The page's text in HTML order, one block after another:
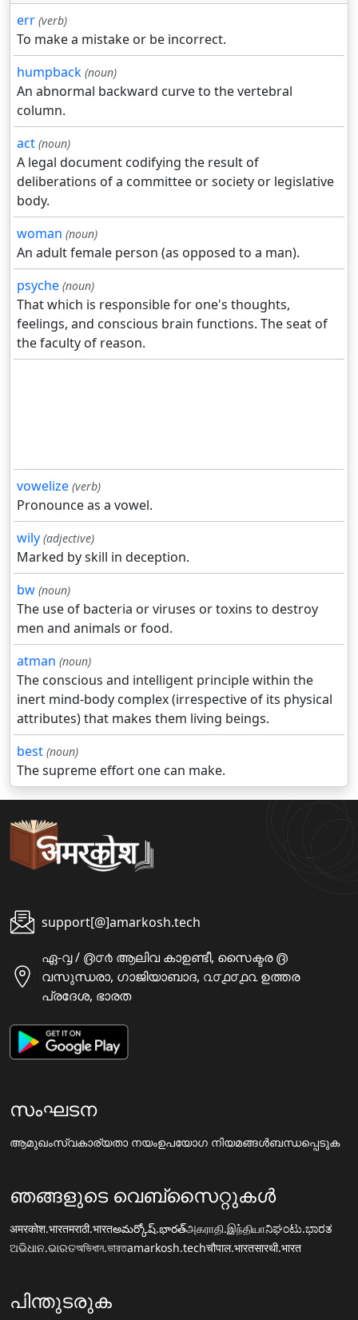
err (verb)
To make a mistake or be incorrect.
humpback (noun)
An abnormal backward curve to the vertebral
column.
act (noun)
A legal document codifying the result of
deliberations of a committee or society or legislative
body.
woman (noun)
An adult female person (as opposed to a man).
psyche (noun)
That which is responsible for one's thoughts,
feelings, and conscious brain functions. The seat of
the faculty of reason.
vowelize (verb)
Pronounce as a vowel.
wily (adjective)
Marked by skill in deception.
bw (noun)
The use of bacteria or viruses or toxins to destroy
men and animals or food.
atman (noun)
The conscious and intelligent principle within the
inert mind-body complex (irrespective of its physical
attributes) that makes them living beings.
best (noun)
The supreme effort one can make.
support[@]amarkosh.tech
ഏ-൮ / ൫൦൪ ആലിവ കാഉണ്ടീ, സൈക്ടര ൫
വസുന്ധരാ, ഗാജിയാബാദ, ൨൦൧൦൧൨ ഉത്തര
പ്രദേശ, ഭാരത
സംഘടന
ആമുഖംസ്വകാര്യതാ നയംഉപയോഗ നിയമങ്ങൾബന്ധപ്പെടുക
ഞങ്ങളുടെ വെബ്സൈറ്റുകൾ
अमरकोश.भारतमराठी.भारतఅమర్కోష్.భారత్அகராதி.இந்தியாನಿಘಂಟು.ಭಾರತ
ଅଭିଧାନ.ଭାରତঅভিধান.ভারতamarkosh.techचौपाल.भारतसारथी.भारत
പിന്തുടരുക